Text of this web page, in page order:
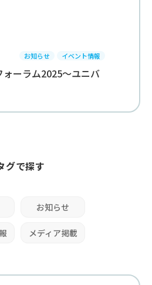
お知らせ イベント情報
ーラム2025～ユニバ
グで探す
お知らせ
メディア掲載